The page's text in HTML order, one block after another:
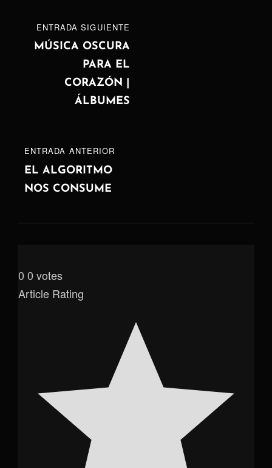
Navegación
de
entradas
ENTRADA
ANTERIOR
ENTRADA ANTERIOR
EL ALGORITMO
NOS CONSUME
ENTRADA
SIGUIENTE
ENTRADA SIGUIENTE
MÚSICA OSCURA
PARA EL
CORAZÓN |
ÁLBUMES
0 0 votes
Article Rating